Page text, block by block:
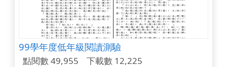
99學年度低年級閱讀測驗
點閱數 49,955 下載數 12,225